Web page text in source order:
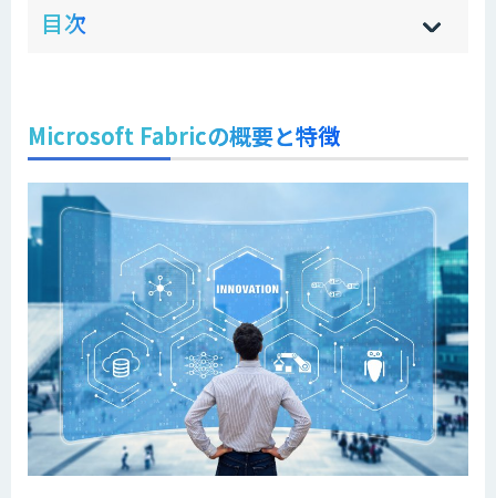
目次 hi
]
sh
]
Microsoft Fabricの概要と特徴